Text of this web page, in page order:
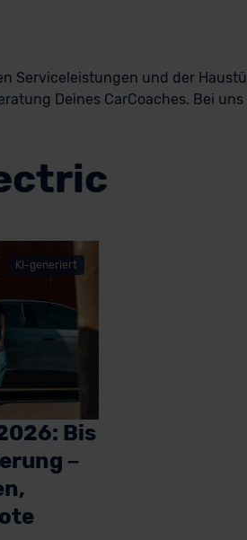
Serviceleistungen und der
Deines CarCoaches. Bei
KI-generiert
Bis
–